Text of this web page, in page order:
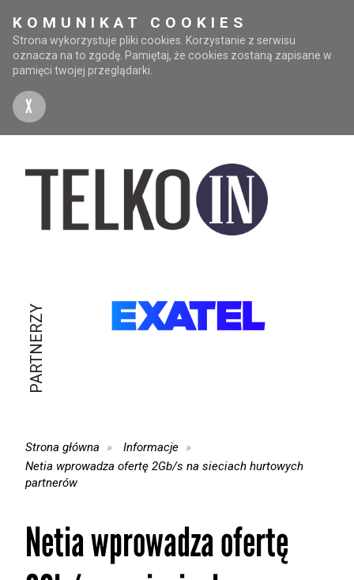
KOMUNIKAT COOKIES
Strona wykorzystuje pliki cookies. Korzystanie z serwisu
oznacza na to zgodę. Pamiętaj, że cookies zostaną zapisane w
pamięci twojej przeglądarki.
X
PARTNERZY
Strona główna
Informacje
Netia wprowadza ofertę 2Gb/s na sieciach hurtowych
partnerów
Netia wprowadza ofertę